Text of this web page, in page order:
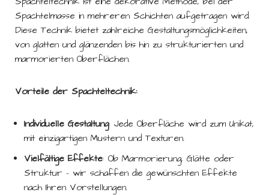
Spachtelmasse in mehreren Schichten aufgetragen wird.
Diese Technik bietet zahlreiche Gestaltungsmöglichkeiten,
von glatten und glänzenden bis hin zu strukturierten und
marmorierten Oberflächen.
Vorteile der Spachteltechnik:
Individuelle Gestaltung: Jede Oberfläche wird zum Unikat,
mit einzigartigen Mustern und Texturen.
Vielfältige Effekte: Ob Marmorierung, Glätte oder
Struktur – wir schaffen die gewünschten Effekte
nach Ihren Vorstellungen.